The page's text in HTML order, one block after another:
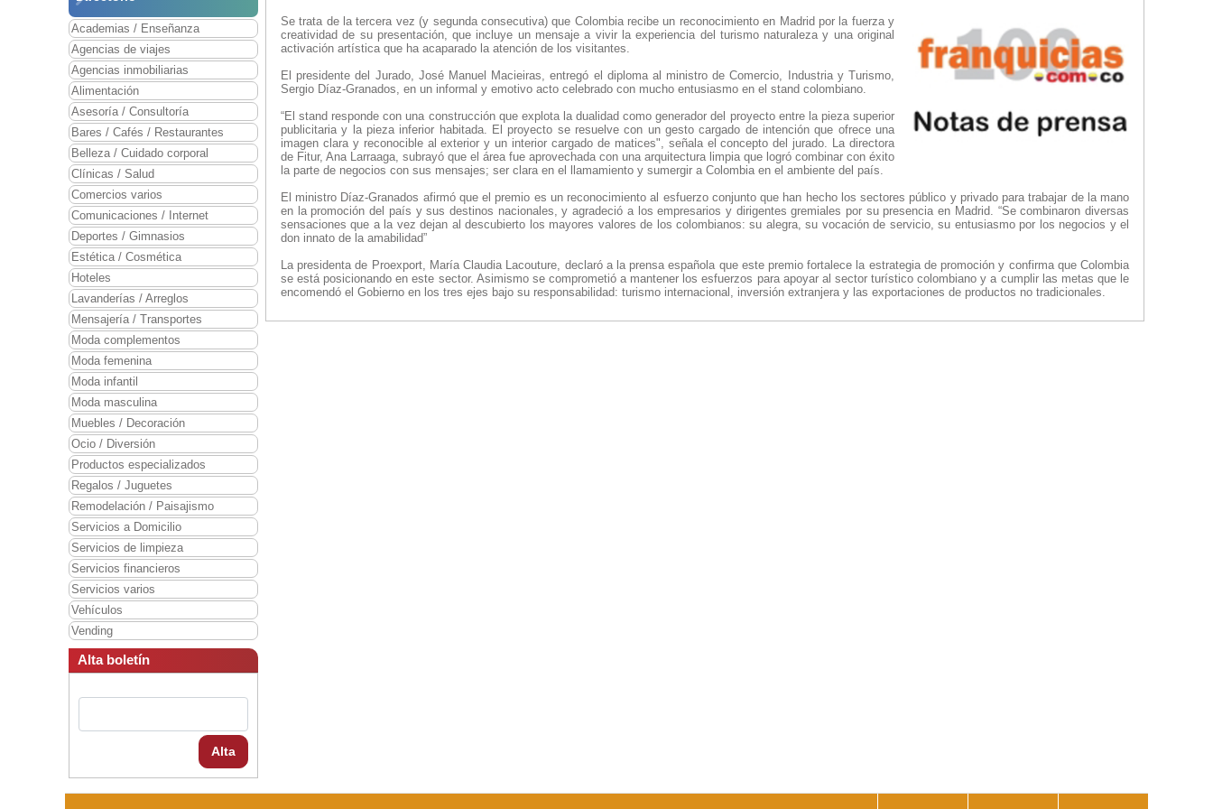
Academias / Enseñanza
Agencias de viajes
Agencias inmobiliarias
Alimentación
Asesoría / Consultoría
Bares / Cafés / Restaurantes
Belleza / Cuidado corporal
Clínicas / Salud
Comercios varios
Comunicaciones / Internet
Deportes / Gimnasios
Estética / Cosmética
Hoteles
Lavanderías / Arreglos
Mensajería / Transportes
Moda complementos
Moda femenina
Moda infantil
Moda masculina
Muebles / Decoración
Ocio / Diversión
Productos especializados
Regalos / Juguetes
Remodelación / Paisajismo
Servicios a Domicilio
Servicios de limpieza
Servicios financieros
Servicios varios
Vehículos
Vending
Alta boletín
Alta
Se trata de la tercera vez (y segunda consecutiva) que Colombia recibe un reconocimiento en Madrid por la fuerza y
creatividad de su presentación, que incluye un mensaje a vivir la experiencia del turismo naturaleza y una original
activación artística que ha acaparado la atención de los visitantes.
El presidente del Jurado, José Manuel Macieiras, entregó el diploma al ministro de Comercio, Industria y Turismo,
Sergio Díaz-Granados, en un informal y emotivo acto celebrado con mucho entusiasmo en el stand colombiano.
“El stand responde con una construcción que explota la dualidad como generador del proyecto entre la pieza superior
publicitaria y la pieza inferior habitada. El proyecto se resuelve con un gesto cargado de intención que ofrece una
imagen clara y reconocible al exterior y un interior cargado de matices", señala el concepto del jurado. La directora
de Fitur, Ana Larraaga, subrayó que el área fue aprovechada con una arquitectura limpia que logró combinar con éxito
la parte de negocios con sus mensajes; ser clara en el llamamiento y sumergir a Colombia en el ambiente del país.
El ministro Díaz-Granados afirmó que el premio es un reconocimiento al esfuerzo conjunto que han hecho los sectores público y privado para trabajar de la mano
en la promoción del país y sus destinos nacionales, y agradeció a los empresarios y dirigentes gremiales por su presencia en Madrid. “Se combinaron diversas
sensaciones que a la vez dejan al descubierto los mayores valores de los colombianos: su alegra, su vocación de servicio, su entusiasmo por los negocios y el
don innato de la amabilidad”
La presidenta de Proexport, María Claudia Lacouture, declaró a la prensa española que este premio fortalece la estrategia de promoción y confirma que Colombia
se está posicionando en este sector. Asimismo se comprometió a mantener los esfuerzos para apoyar al sector turístico colombiano y a cumplir las metas que le
encomendó el Gobierno en los tres ejes bajo su responsabilidad: turismo internacional, inversión extranjera y las exportaciones de productos no tradicionales.